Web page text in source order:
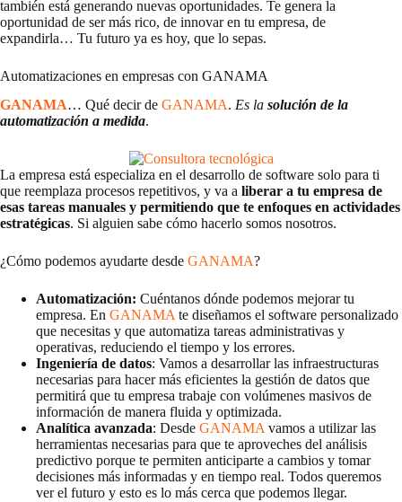
también está generando nuevas oportunidades. Te genera la
oportunidad de ser más rico, de innovar en tu empresa, de
expandirla… Tu futuro ya es hoy, que lo sepas.
Automatizaciones en empresas con GANAMA
GANAMA… Qué decir de GANAMA. Es la solución de la
automatización a medida.
La empresa está especializa en el desarrollo de software solo para ti
que reemplaza procesos repetitivos, y va a liberar a tu empresa de
esas tareas manuales y permitiendo que te enfoques en actividades
estratégicas. Si alguien sabe cómo hacerlo somos nosotros.
¿Cómo podemos ayudarte desde GANAMA?
Automatización: Cuéntanos dónde podemos mejorar tu
empresa. En GANAMA te diseñamos el software personalizado
que necesitas y que automatiza tareas administrativas y
operativas, reduciendo el tiempo y los errores.
Ingeniería de datos: Vamos a desarrollar las infraestructuras
necesarias para hacer más eficientes la gestión de datos que
permitirá que tu empresa trabaje con volúmenes masivos de
información de manera fluida y optimizada.
Analítica avanzada: Desde GANAMA vamos a utilizar las
herramientas necesarias para que te aproveches del análisis
predictivo porque te permiten anticiparte a cambios y tomar
decisiones más informadas y en tiempo real. Todos queremos
ver el futuro y esto es lo más cerca que podemos llegar.